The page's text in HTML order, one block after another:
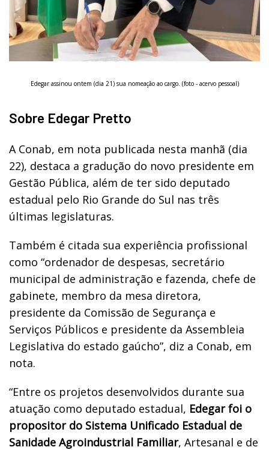
Edegar assinou ontem (dia 21) sua nomeação ao cargo. (foto - acervo pessoal)
Sobre Edegar Pretto
A Conab, em nota publicada nesta manhã (dia
22), destaca a gradução do novo presidente em
Gestão Pública, além de ter sido deputado
estadual pelo Rio Grande do Sul nas três
últimas legislaturas.
Também é citada sua experiência profissional
como “ordenador de despesas, secretário
municipal de administração e fazenda, chefe de
gabinete, membro da mesa diretora,
presidente da Comissão de Segurança e
Serviços Públicos e presidente da Assembleia
Legislativa do estado gaúcho”, diz a Conab, em
nota.
“Entre os projetos desenvolvidos durante sua
atuação como deputado estadual, Edegar foi o
propositor do Sistema Unificado Estadual de
Sanidade Agroindustrial Familiar, Artesanal e de